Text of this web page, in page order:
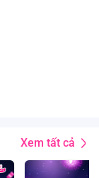
Xem tất cả